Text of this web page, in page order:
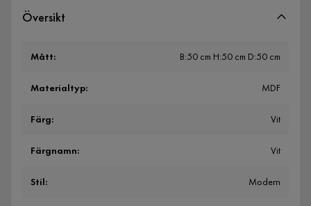
Översikt
Mått: B:50 cm H:50 cm D:50 cm
Materialtyp: MDF
Färg: Vit
Färgnamn: Vit
Stil: Modern